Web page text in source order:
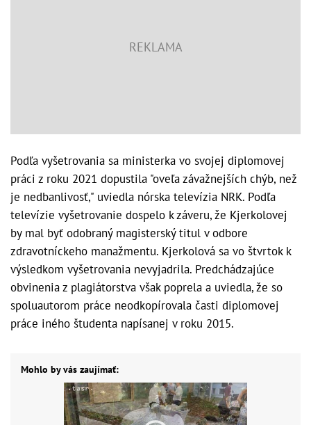
Podľa vyšetrovania sa ministerka vo svojej diplomovej
práci z roku 2021 dopustila "oveľa závažnejších chýb, než
je nedbanlivosť," uviedla nórska televízia NRK. Podľa
televízie vyšetrovanie dospelo k záveru, že Kjerkolovej
by mal byť odobraný magisterský titul v odbore
zdravotníckeho manažmentu. Kjerkolová sa vo štvrtok k
výsledkom vyšetrovania nevyjadrila. Predchádzajúce
obvinenia z plagiátorstva však poprela a uviedla, že so
spoluautorom práce neodkopírovala časti diplomovej
práce iného študenta napísanej v roku 2015.
Mohlo by vás zaujímať: